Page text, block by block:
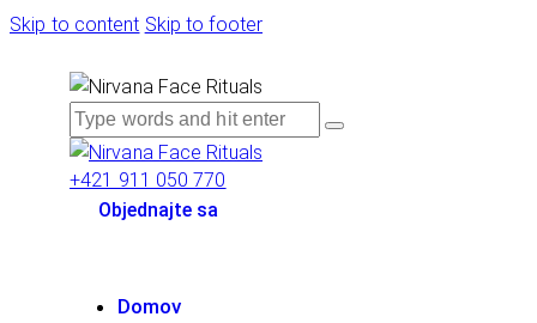
Skip to content Skip to footer
+421 911 050 770
Objednajte sa
Domov